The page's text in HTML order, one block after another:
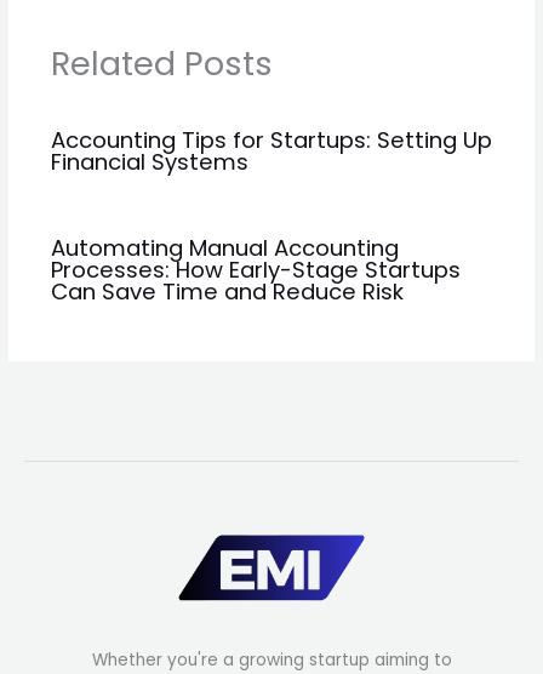
Related Posts
Accounting Tips for Startups: Setting Up
Financial Systems
Automating Manual Accounting
Processes: How Early-Stage Startups
Can Save Time and Reduce Risk
Whether you're a growing startup aiming to